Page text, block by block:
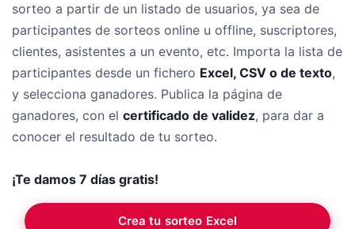
sorteo a partir de un listado de usuarios, ya sea de
participantes de sorteos online u offline, suscriptores,
clientes, asistentes a un evento, etc. Importa la lista de
participantes desde un fichero Excel, CSV o de texto,
y selecciona ganadores. Publica la página de
ganadores, con el certificado de validez, para dar a
conocer el resultado de tu sorteo.
¡Te damos 7 días gratis!
Crea tu sorteo Excel